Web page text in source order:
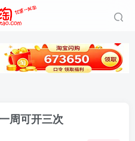
周可开三次